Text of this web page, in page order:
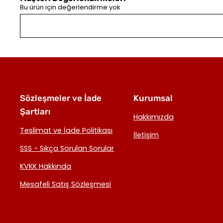
Bu ürün için değerlendirme yok
Sözleşmeler ve İade
Şartları
Teslimat ve İade Politikası
SSS - Sıkça Sorulan Sorular
KVKK Hakkında
Mesafeli Satış Sözleşmesi
Kurumsal
Hakkımızda
İletişim